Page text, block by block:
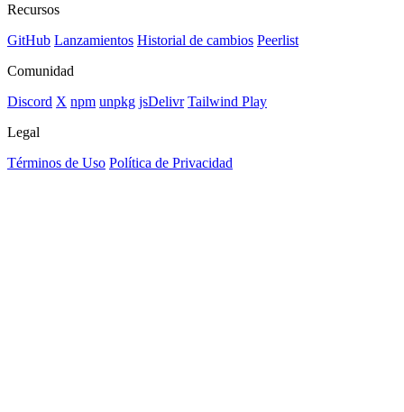
Recursos
GitHub Lanzamientos Historial de cambios Peerlist
Comunidad
Discord X npm unpkg jsDelivr Tailwind Play
Legal
Términos de Uso Política de Privacidad